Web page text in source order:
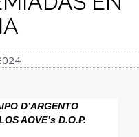
D’ARGENTO
AOVE’s D.O.P.